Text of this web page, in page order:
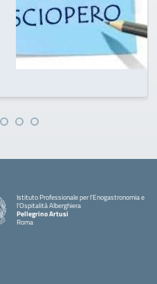
Istituto Professionale per l'Enogastronomia e
l'Ospitalità Alberghiera
Pellegrino Artusi
Roma